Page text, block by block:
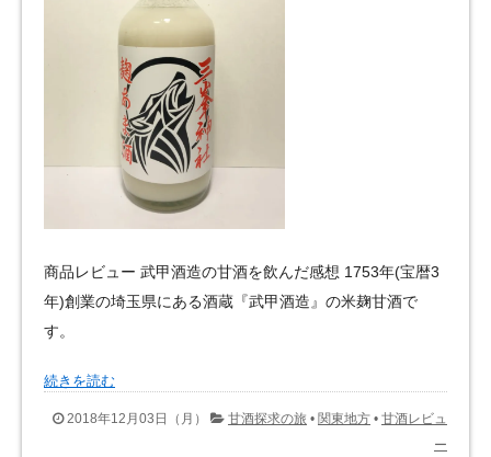
商品レビュー 武甲酒造の甘酒を飲んだ感想 1753年(宝暦3
年)創業の埼玉県にある酒蔵『武甲酒造』の米麹甘酒で
す。
続きを読む
2018年12月03日（月） 甘酒探求の旅 • 関東地方 • 甘酒レビュ
ー